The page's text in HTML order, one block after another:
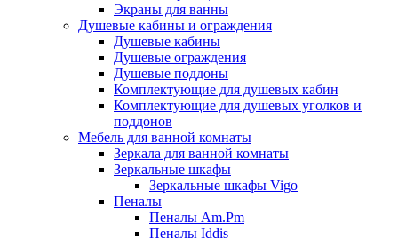
Экраны для ванны
Душевые кабины и ограждения
Душевые кабины
Душевые ограждения
Душевые поддоны
Комплектующие для душевых кабин
Комплектующие для душевых уголков и
поддонов
Мебель для ванной комнаты
Зеркала для ванной комнаты
Зеркальные шкафы
Зеркальные шкафы Vigo
Пеналы
Пеналы Am.Pm
Пеналы Iddis